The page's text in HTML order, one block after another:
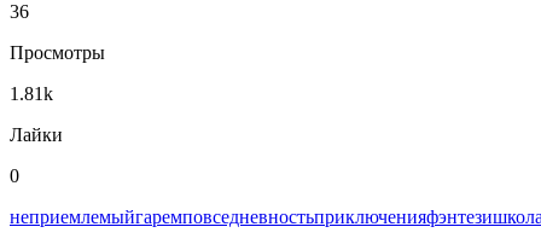
36
Просмотры
1.81k
Лайки
0
неприемлемыйгаремповседневностьприключенияфэнтези